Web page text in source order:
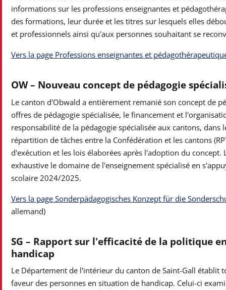
informations sur les professions enseignantes et
des formations, leur durée et les titres sur lesquels elles
et professionnels ainsi qu'aux personnes souhaitant se
Vers la page Professions enseignantes et
OW – Nouveau concept de pédagogie
Le canton d'Obwald a entièrement remanié son concept de
offres de pédagogie spécialisée, le financement et
responsabilité de la pédagogie spécialisée aux cantons,
répartition de tâches entre la Confédération et les cantons
d'exécution et les lois élaborées après l'adoption du
exhaustive le domaine de l'enseignement spécialisé en
scolaire 2024/2025.
Vers la page Sonderpädagogisches Konzept für die
allemand)
SG – Rapport sur l'efficacité de la politique
handicap
Le Département de l'intérieur du canton de Saint-Gall
faveur des personnes en situation de handicap. Celui-ci